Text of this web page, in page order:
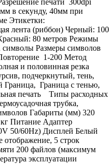
печати 300dpi
в секунду, 40мм при
Этикетки:
лента (риббон) Черный: 100
80 метров Режимы
Размеры символов
1-200 Метод
и половинная резка
подчеркнутый, тень,
Граница, Граница с тенью,
печать Типы расходных
трубка,
Габариты (мм) 320
Питание Адаптер
50/60Hz) Дисплей Белый
отображение, 5 строк
200 файлов (максимум
эксплуатации